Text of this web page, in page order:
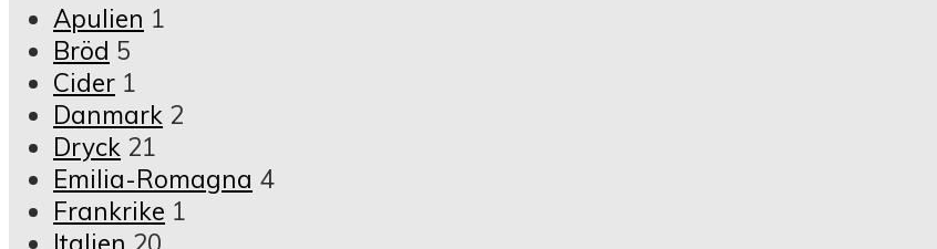
Apulien 1
Bröd 5
Cider 1
Danmark 2
Dryck 21
Emilia-Romagna 4
Frankrike 1